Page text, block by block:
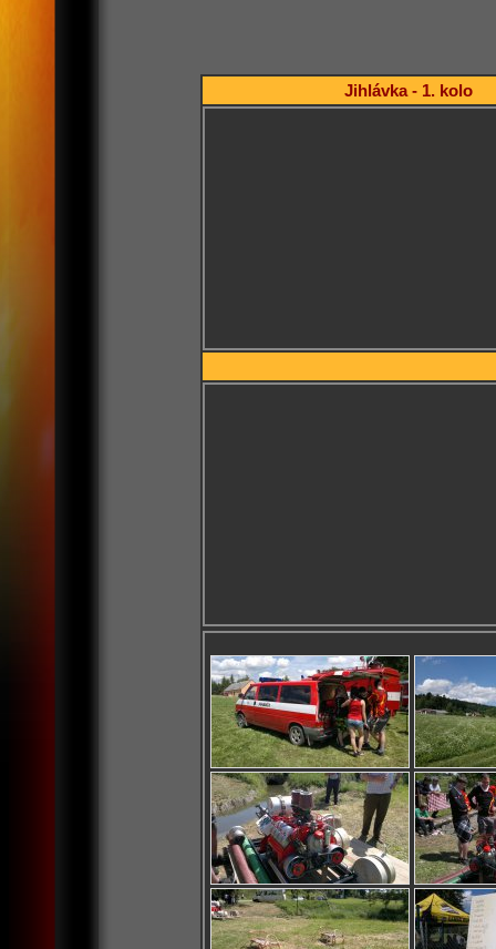
Jihlávka - 1. kolo